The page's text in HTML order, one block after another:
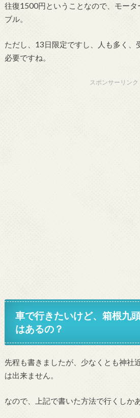
往復1500円ということなので、モー
ブル。
ただし、13日限定ですし、人も多く、
必要ですね。
スポンサーリンク
車で行きたいけど、箱根九
はあるの？
先程も書きましたが、少なくとも神社
は出来ません。
なので、上記で書いた方法で行くしか